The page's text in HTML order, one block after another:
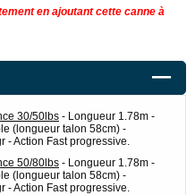
en ajoutant cette canne à
30/50lbs - Longueur 1.78m -
(longueur talon 58cm) -
- Action Fast progressive.
50/80lbs - Longueur 1.78m -
(longueur talon 58cm) -
- Action Fast progressive.